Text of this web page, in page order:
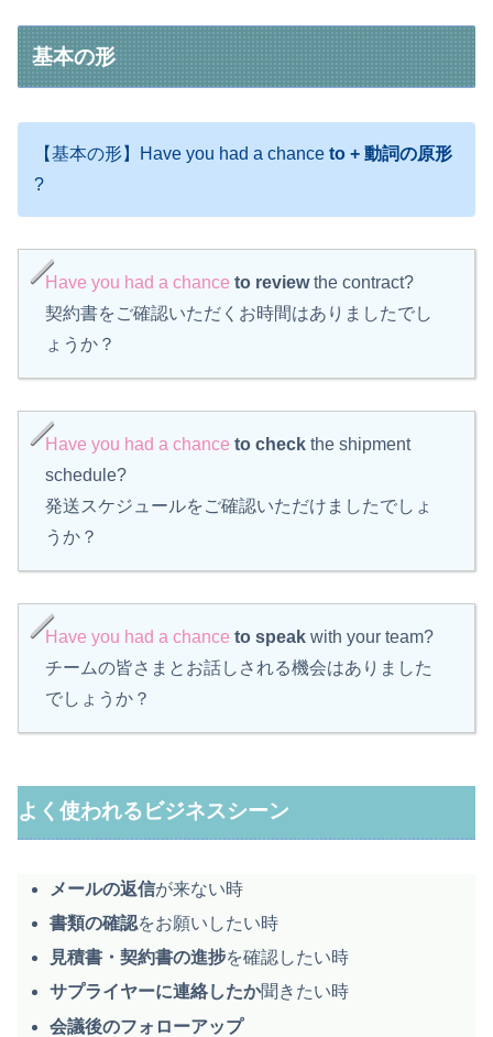
基本の形
【基本の形】Have you had a chance to + 動詞の原形
?
Have you had a chance to reviewthe contract?
契約書をご確認いただくお時間はありましたでし
ょうか？
Have you had a chance to check the shipment
schedule?
発送スケジュールをご確認いただけましたでしょ
うか？
Have you had a chance to speak with your team?
チームの皆さまとお話しされる機会はありました
でしょうか？
よく使われるビジネスシーン
メールの返信が来ない時
書類の確認をお願いしたい時
見積書・契約書の進捗を確認したい時
サプライヤーに連絡したか聞きたい時
会議後のフォローアップ